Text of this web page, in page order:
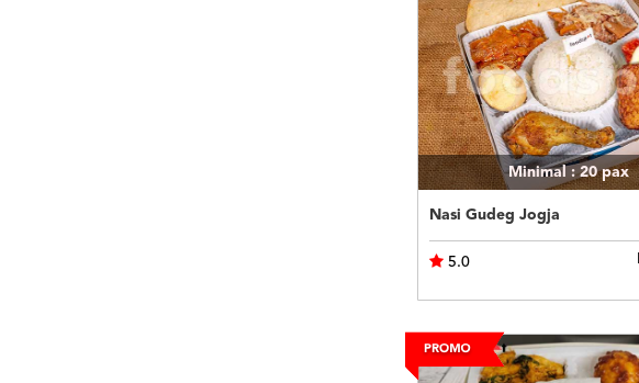
Minimal : 20pax
Nasi Gudeg Jogja
5.0